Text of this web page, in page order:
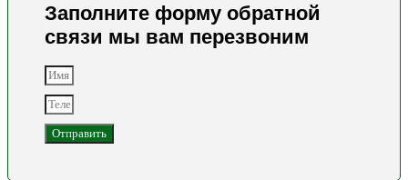
Заполните форму обратной
связи мы вам перезвоним
Отправить